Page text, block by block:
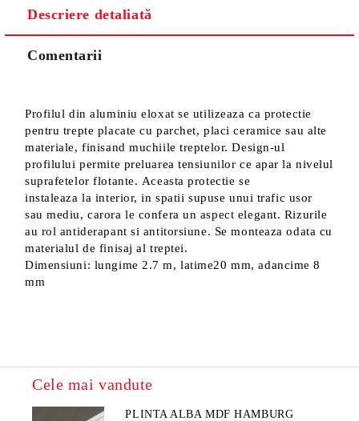
Sunt de acord cuPolitica de confidentialitate
Noi vă vom contacta pentru finalizarea comenzii.
Descriere detaliată
Comentarii
Profilul din aluminiu eloxat se utilizeaza ca protectie
pentru trepte placate cu parchet, placi ceramice sau alte
materiale, finisand muchiile treptelor. Design-ul
profilului permite preluarea tensiunilor ce apar la nivelul
suprafetelor flotante. Aceasta protectie se
instaleaza la interior, in spatii supuse unui trafic usor
sau mediu, carora le confera un aspect elegant. Rizurile
au rol antiderapant si antitorsiune. Se monteaza odata cu
materialul de finisaj al treptei.
Dimensiuni: lungime 2.7 m, latime20 mm, adancime 8
mm
Cele mai vandute
PLINTA ALBA MDF HAMBURG